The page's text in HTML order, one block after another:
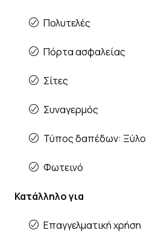
Πολυτελές
Πόρτα ασφαλείας
Σίτες
Συναγερμός
Τύπος δαπέδων: Ξύλο
Φωτεινό
Κατάλληλο για
Επαγγελματική χρήση